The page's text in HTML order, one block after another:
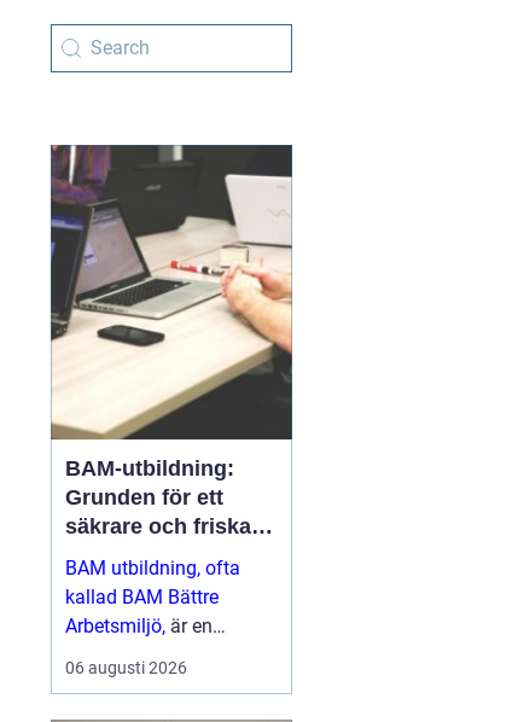
BAM-utbildning:
Grunden för ett
säkrare och friskare
arbetsliv
BAM utbildning, ofta
kallad BAM Bättre
Arbetsmiljö, är en
grundkurs som ger
chefer, skyddsombud
06 augusti 2026